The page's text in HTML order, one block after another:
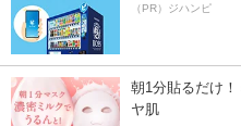
（PR）ジハンピ
朝1分貼るだけ
ヤ肌